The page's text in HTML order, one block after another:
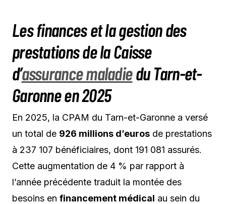
Les finances et la gestion des
prestations de la Caisse
d’assurance maladiedu Tarn-et-
Garonne en 2025
En 2025, la CPAM du Tarn-et-Garonne a versé
un total de 926 millions d’euros de prestations
à 237 107 bénéficiaires, dont 191 081 assurés.
Cette augmentation de 4 % par rapport à
l’année précédente traduit la montée des
besoins en financement médical au sein du